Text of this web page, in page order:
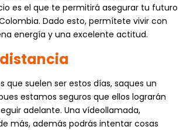
es el que te permitirá asegurar tu futuro
Dado esto, permítete vivir con
energía y una excelente actitud.
suelen ser estos días, saques un
estamos seguros que ellos lograrán
adelante. Una vídeollamada,
más, además podrás intentar cosas